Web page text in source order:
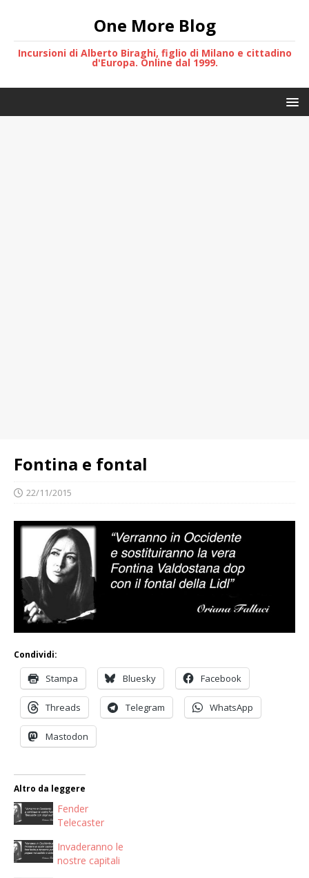
One More Blog
Incursioni di Alberto Biraghi, figlio di Milano e cittadino
d'Europa. Online dal 1999.
Fontina e fontal
22/11/2015
Condividi:
Stampa Bluesky Facebook
Threads Telegram WhatsApp
Mastodon
Altro da leggere
Fender
Telecaster
Invaderanno le
nostre capitali